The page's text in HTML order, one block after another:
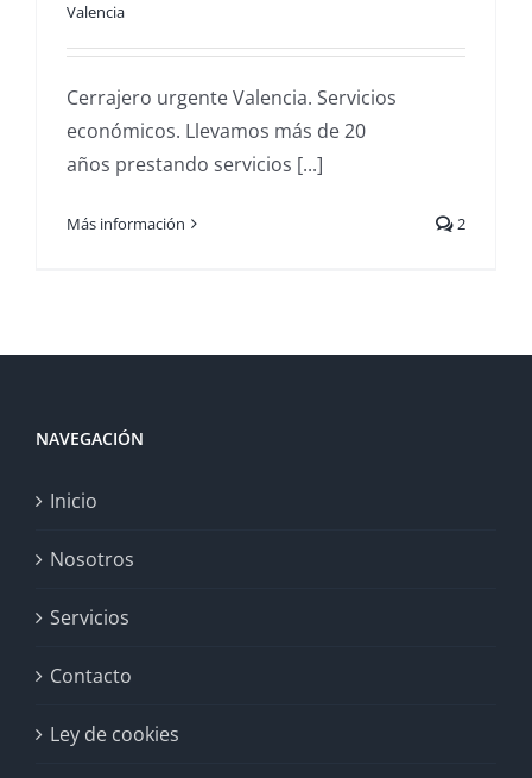
Valencia
Cerrajero urgente Valencia. Servicios
económicos. Llevamos más de 20
años prestando servicios [...]
Más información 2
NAVEGACIÓN
Inicio
Nosotros
Servicios
Contacto
Ley de cookies